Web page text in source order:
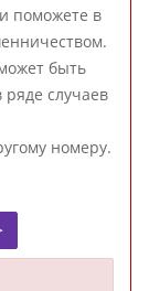
поможете в
быть
случаев
номеру.